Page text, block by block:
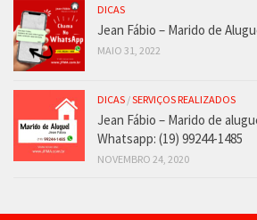
DICAS
Jean Fábio – Marido de
MAIO 31, 2022
DICAS /SERVIÇOS REALIZADOS
Jean Fábio – Marido de
Whatsapp: (19) 99244-1485
NOVEMBRO 24, 2020